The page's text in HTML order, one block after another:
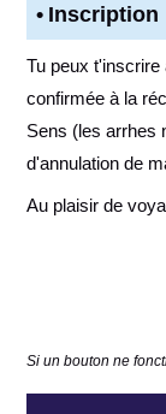
Inscription
Tu peux t'inscrire
confirmée à la
Sens (les arrhes
d'annulation de
Au plaisir de
Si un bouton ne